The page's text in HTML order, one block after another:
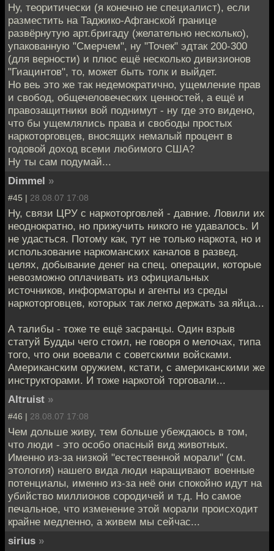
Ну, теоритически (я конечно не специалист), если
разместить на Таджико-Афганской границе
развёрнутую арт.бригаду (желательно несколько),
упакованную "Смерчем", ну "Точек" эдтак 200-300
(для верности) и плюс ещё несколько дивизионов
"Гиацинтов", то, может быть толк и выйдет.
Но веь это же так недемократично, ущемление прав
и свобод, общечеловеческих ценностей, а ещё и
правозащитники вой поднимут - ну где это видено,
что бы ущемлялись права и свободы простых
наркоторговцев, вносящих немалый процент в
годовой доход всеми любимого США?
Ну ты сам подумай...
Dimmel »
#45 | 28.08.07 17:08
Ну, связи ЦРУ с наркоторговлей - давние. Ловили их
неоднократно, но прижучить никого не удавалось. И
не удасться. Потому как, тут не только наркота, но и
использование наркоманских каналов в развед.
целях, добывание денег на спец. операции, которые
невозможно оплачивать из официальных
источников, информаторы и агенты из среды
наркоторговцев, которых так легко держать за яйца...
А талибы - тоже те ещё засранцы. Один взрыв
статуй Будды чего стоил, не говоря о мелочах, типа
того, что они воевали с советскими войсками.
Американским оружием, кстати, с американскими же
инструкторами. И тоже наркотой торговали...
Altruist »
#46 | 28.08.07 17:08
Чем дольше живу, тем больше убеждаюсь в том,
что люди - это особо опасный вид животных.
Именно из-за низкой "естественной морали" (см.
этология) нашего вида люди наращивают военные
потенциалы, именно из-за неё они спокойно идут на
убийство миллионов сородичей и т.д. Но самое
печальное, что изменение этой морали происходит
крайне медленно, а живем мы сейчас...
sirius »